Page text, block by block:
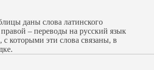
даны слова латинского
– переводы на русский язык
с которыми эти слова связаны, в